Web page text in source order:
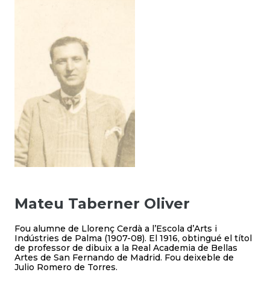
Mateu Taberner Oliver
Fou alumne de Llorenç Cerdà a l’Escola d’Arts i
Indústries de Palma (1907-08). El 1916, obtingué el títol
de professor de dibuix a la Real Academia de Bellas
Artes de San Fernando de Madrid. Fou deixeble de
Julio Romero de Torres.